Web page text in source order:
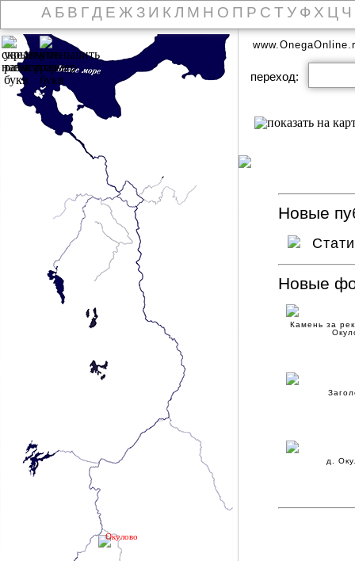
А Б В Г Д Е Ж З И К Л М Н О П Р С Т У Ф Х Ц Ч
Окулово
переход:
Новые
Новые
Камень за
д.